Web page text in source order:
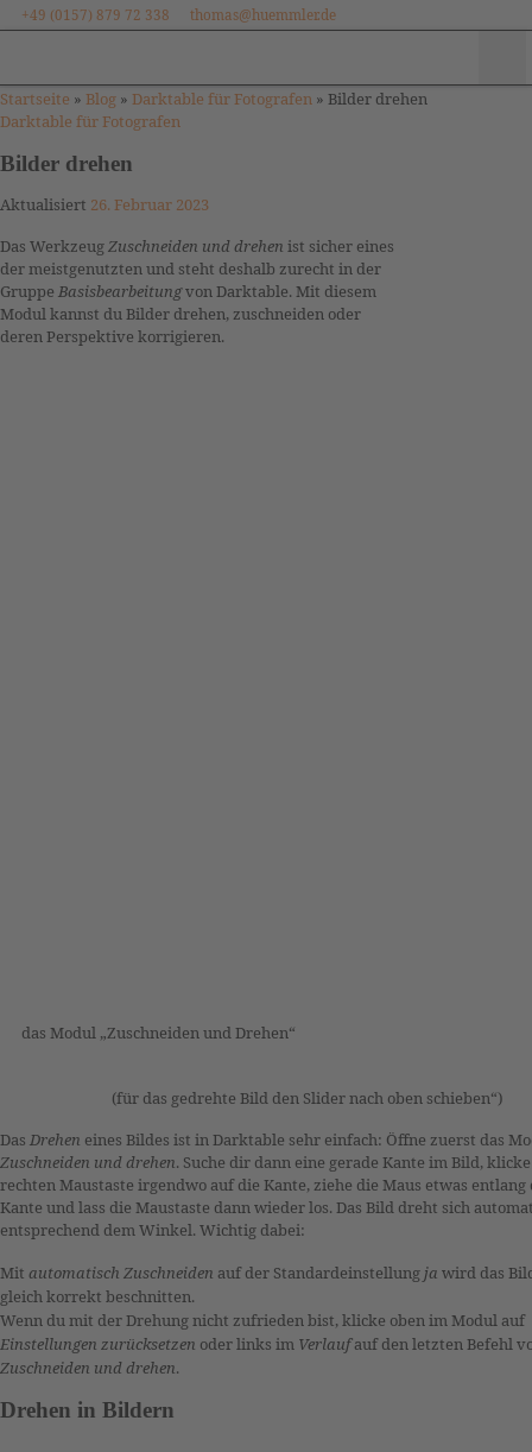
Zum Inhalt springen
+49 (0157) 879 72 338 thomas@huemmler.de
Startseite » Blog » Darktable für Fotografen » Bilder drehen
Darktable für Fotografen
Bilder drehen
Aktualisiert 26. Februar 2023
Das WerkzeugZuschneiden und drehen ist sicher eines
der meistgenutzten und steht deshalb zurecht in der
Gruppe Basisbearbeitungvon Darktable. Mit diesem
Modul kannst du Bilder drehen, zuschneiden oder
deren Perspektive korrigieren.
das Modul „Zuschneiden und Drehen“
(für das gedrehte Bild den Slider nach oben schieben“)
Das Drehen eines Bildes ist in Darktable sehr einfach: Öffne zuerst das
Zuschneiden und drehen. Suche dir dann eine gerade Kante im Bild,
rechten Maustaste irgendwo auf die Kante, ziehe die Maus etwas entlang
Kante und lass die Maustaste dann wieder los. Das Bild dreht sich
entsprechend dem Winkel. Wichtig dabei:
Mit automatisch Zuschneiden auf der Standardeinstellung ja wird das
gleich korrekt beschnitten.
Wenn du mit der Drehung nicht zufrieden bist, klicke oben im Modul auf
Einstellungen zurücksetzen oder links im Verlaufauf den letzten Befehl
Zuschneiden und drehen.
Drehen in Bildern